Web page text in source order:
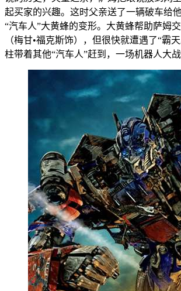
起买家的兴趣。这时父亲送了一辆破车给
“汽车人”大黄蜂的变形。大黄蜂帮助萨姆
（梅甘•福克斯饰），但很快就遭遇了“霸
柱带着其他“汽车人”赶到，一场机器人大